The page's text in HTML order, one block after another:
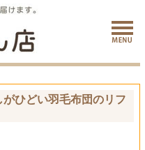
ひどい羽毛布団のリフ